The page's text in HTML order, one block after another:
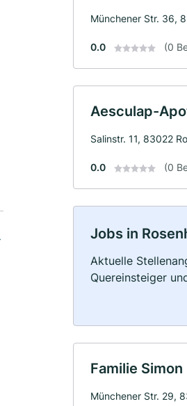
Münchener Str. 36,
0.0 (0
Aesculap-
Salinstr. 11, 83022
0.0 (0
Jobs in
Aktuelle
Quereinsteiger
Familie Simon
Münchener Str. 29,